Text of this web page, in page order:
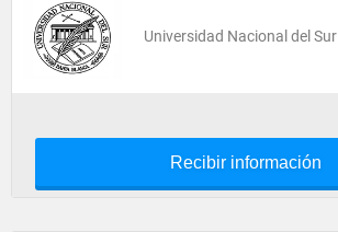
Universidad Nacional del Sur
Recibir información